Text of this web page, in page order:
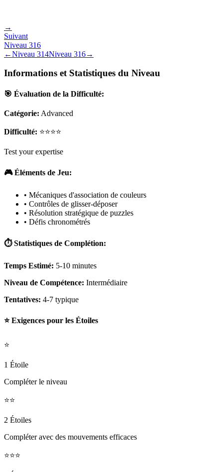
→
Suivant
Niveau 316
←Niveau 314Niveau 316→
Informations et Statistiques du Niveau
🎯 Évaluation de la Difficulté:
Catégorie: Advanced
Difficulté: ⭐⭐⭐⭐
Test your expertise
🎮 Éléments de Jeu:
• Mécaniques d'association de couleurs
• Contrôles de glisser-déposer
• Résolution stratégique de puzzles
• Défis chronométrés
⏱️ Statistiques de Complétion:
Temps Estimé: 5-10 minutes
Niveau de Compétence: Intermédiaire
Tentatives: 4-7 typique
⭐ Exigences pour les Étoiles
⭐
1 Étoile
Compléter le niveau
⭐⭐
2 Étoiles
Compléter avec des mouvements efficaces
⭐⭐⭐